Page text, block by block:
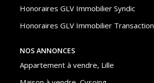
Honoraires GLV Immobilier Syndic
Honoraires GLV Immobilier Transaction
NOS ANNONCES
Appartement à vendre, Lille